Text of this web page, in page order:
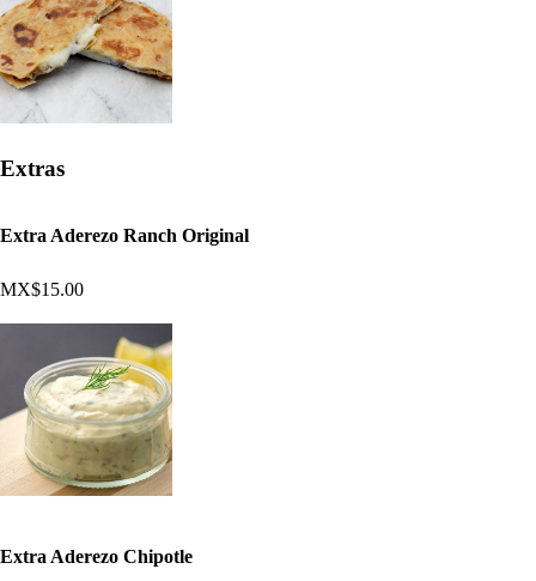
Extras
Extra Aderezo Ranch Original
MX$15.00
Extra Aderezo Chipotle